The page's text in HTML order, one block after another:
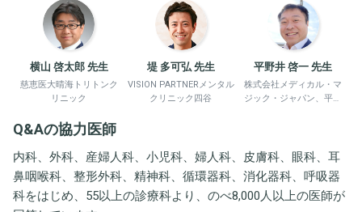
横山 啓太郎 先生
慈恵医大晴海トリトンク
リニック
堤 多可弘 先生
VISION PARTNERメンタル
クリニック四谷
平野井 啓一 先生
株式会社メディカル・マ
ジック・ジャパン、平野
Q&Aの協力医師
内科、外科、産婦人科、小児科、婦人科、皮膚科、眼科、耳
鼻咽喉科、整形外科、精神科、循環器科、消化器科、呼吸器
科をはじめ、55以上の診療科より、のべ8,000人以上の医師が